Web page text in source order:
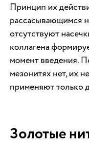
Принцип их
рассасывающимся
отсутствуют
коллагена
момент введения.
мезонитях нет, их
применяют только
Золотые